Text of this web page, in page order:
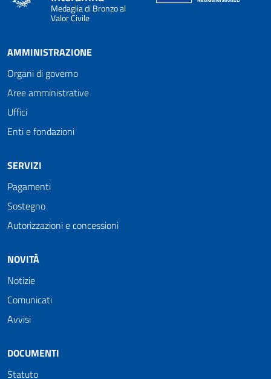
Medaglia di Bronzo al
Valor Civile
AMMINISTRAZIONE
Organi di governo
Aree amministrative
Uffici
Enti e fondazioni
SERVIZI
Pagamenti
Sostegno
Autorizzazioni e concessioni
NOVITÀ
Notizie
Comunicati
Avvisi
DOCUMENTI
Statuto